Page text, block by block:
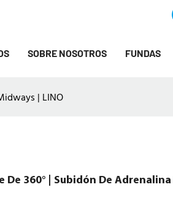
SOBRE NOSOTROS FUNDAS
| LINO
360° | Subidón De Adrenalina